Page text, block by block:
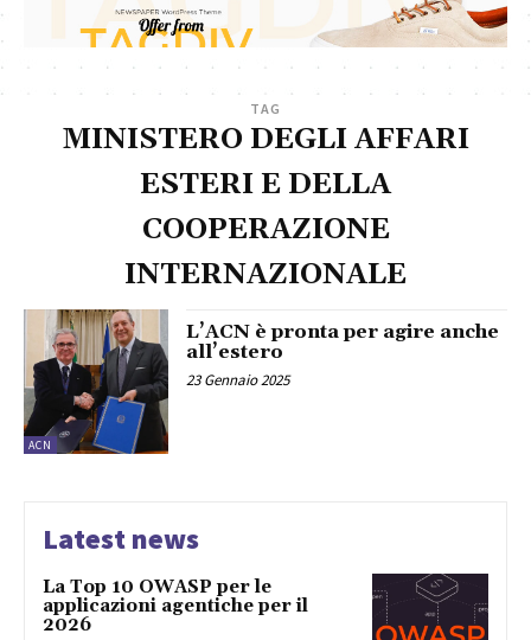
TAG
MINISTERO DEGLI AFFARI
ESTERI E DELLA
COOPERAZIONE
INTERNAZIONALE
ACN
L’ACN è pronta per agire anche
all’estero
23 Gennaio 2025
Latest news
La Top 10 OWASP per le
applicazioni agentiche per il
2026